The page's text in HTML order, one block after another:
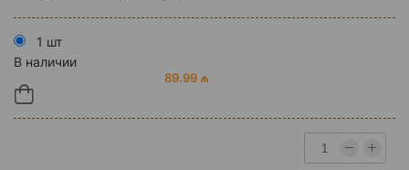
1 шт
В наличии
89.99 ₼